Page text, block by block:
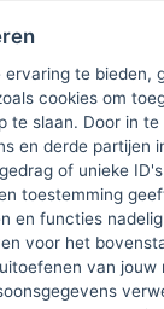
ervaring te bieden,
cookies om
te slaan. Door in
en derde partijen
of unieke
toestemming
en functies
voor het
van